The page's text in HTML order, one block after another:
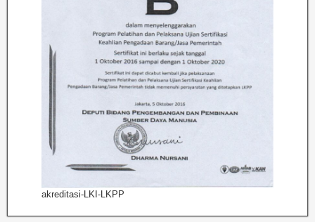
akreditasi-LKI-LKPP